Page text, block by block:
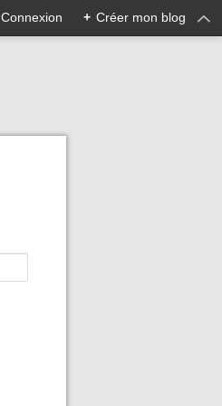
Connexion + Créer mon blog